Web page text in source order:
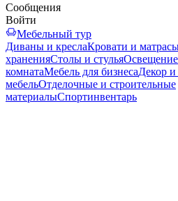
Сообщения
Войти
Мебельный тур
Диваны и креслаКровати и
храненияСтолы и стульяОсвещение
комнатаМебель для бизнесаДекор и
мебельОтделочные и строительные
материалыСпортинвентарь